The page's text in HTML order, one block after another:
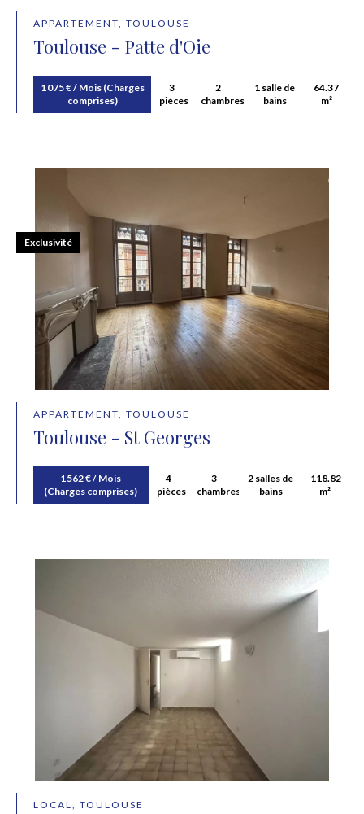
APPARTEMENT, TOULOUSE
Toulouse - Patte d'Oie
1 075 € / Mois (Charges
comprises)
3
pièces
2
chambres
1 salle de
bains
64.37
m²
APPARTEMENT, TOULOUSE
Toulouse - St Georges
1 562 € / Mois
(Charges comprises)
4
pièces
3
chambres
2 salles de
bains
118.82
m²
Exclusivité
LOCAL, TOULOUSE